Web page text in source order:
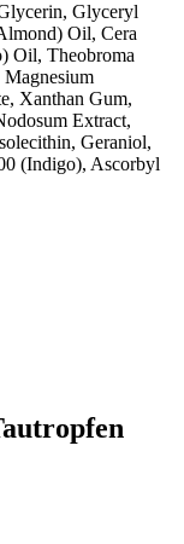
Glyceryl
Oil, Cera
Oil, Theobroma
Magnesium
Xanthan Gum,
Extract,
Geraniol,
(Indigo), Ascorbyl